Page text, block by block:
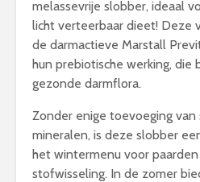
melassevrije slobber, ideaal
licht verteerbaar dieet! Deze
de darmactieve Marstall
hun prebiotische werking, die
gezonde darmflora.
Zonder enige toevoeging van
mineralen, is deze slobber
het wintermenu voor
stofwisseling. In de zomer